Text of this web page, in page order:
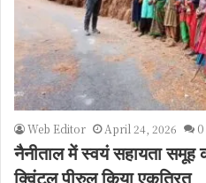
Web Editor April 24, 2026 0
नैनीताल में स्वयं सहायता
क्विंटल पीरुल किया एकत्रित